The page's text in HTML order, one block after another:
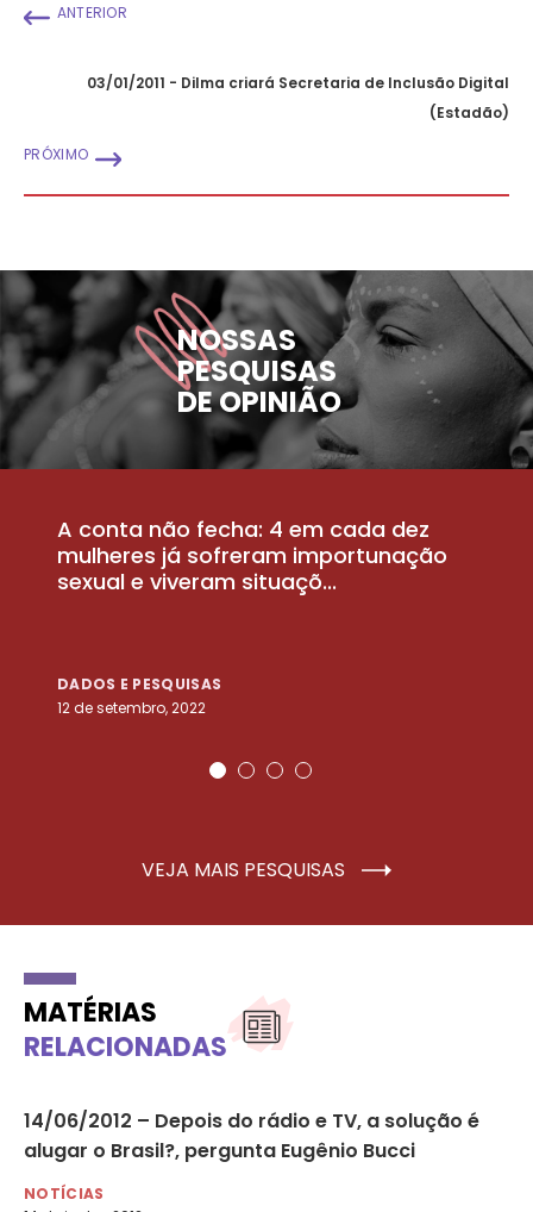
ANTERIOR
03/01/2011 - Dilma criará Secretaria de Inclusão Digital
(Estadão)
PRÓXIMO
NOSSAS
PESQUISAS
DE OPINIÃO
A conta não fecha: 4 em cada dez
mulheres já sofreram importunação
sexual e viveram situaçõ...
DADOS E PESQUISAS
12 de setembro, 2022
VEJA MAIS PESQUISAS
MATÉRIAS
RELACIONADAS
14/06/2012 – Depois do rádio e TV, a solução é
alugar o Brasil?, pergunta Eugênio Bucci
NOTÍCIAS